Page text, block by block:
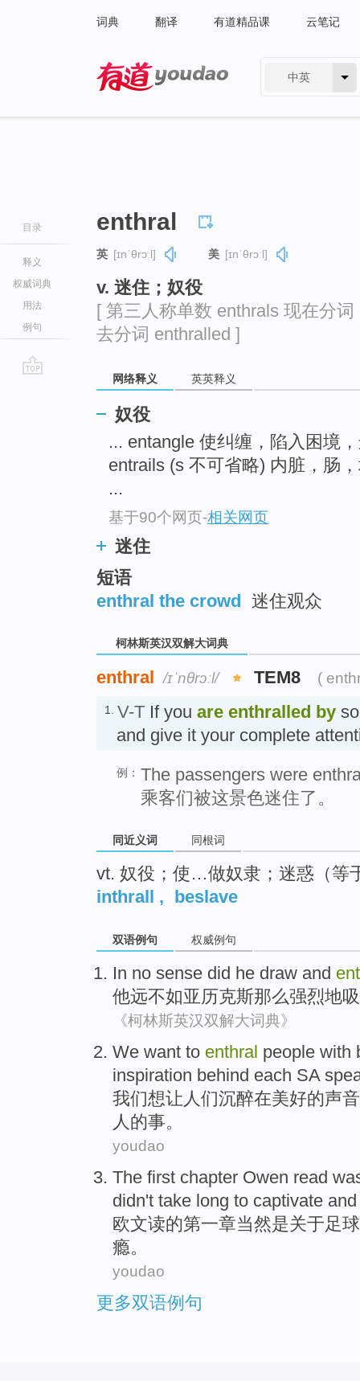
词典 翻译 有道精品课 云笔记
中英
目录
释义
权威词典
用法
例句
enthral
英 [ɪnˈθrɔːl] 美 [ɪnˈθrɔːl]
v. 迷住；奴役
[ 第三人称单数 enthrals 现在分
去分词 enthralled ]
网络释义 英英释义
奴役
... entangle 使纠缠，陷入困境
entrails (s 不可省略) 内脏，肠
...
基于90个网页-相关网页
迷住
短语
enthral the crowd 迷住观众
柯林斯英汉双解大词典
enthral /ɪˈnθrɔːl/ TEM8 (
1. V-T If you are enthralled by
and give it your complete
例： The passengers were
乘客们被这景色迷住了。
同近义词 同根词
vt. 奴役；使…做奴隶；迷惑（等
inthrall
, beslave
双语例句 权威例句
In no sense did he draw and
他远不如亚历克斯那么强烈地
《柯林斯英汉双解大词典》
We want to enthral people with
inspiration behind each SA
我们想让 人们沉醉在美好的声音
人的事。
youdao
The first chapter Owen read
didn't take long to captivate
欧文读的第一章当然是关于足球
瘾。
youdao
更多双语例句